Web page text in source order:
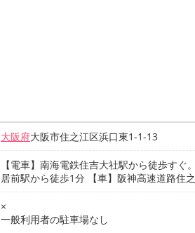
大阪府大阪市住之江区浜口東1-1-13
【電車】南海電鉄住吉大社駅から徒歩すぐ
居前駅から徒歩1分 【車】阪神高速道路住
×
一般利用者の駐車場なし